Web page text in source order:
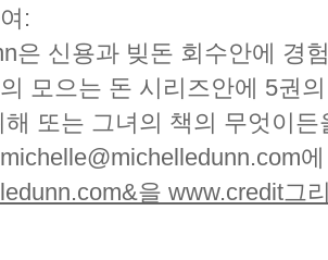
:
은 신용과 빚돈 회수안에 경
모으는 돈 시리즈안에 5권
또는 그녀의 책의 무엇이
을 www.credit그